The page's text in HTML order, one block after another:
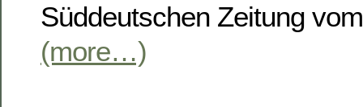
Süddeutschen Zeitung
(more…)